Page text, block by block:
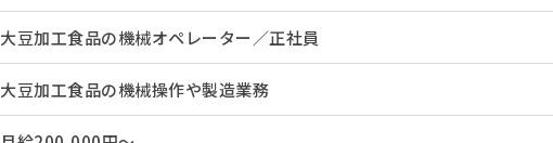
大豆加工食品の機械オペレーター／正社員
大豆加工食品の機械操作や製造業務